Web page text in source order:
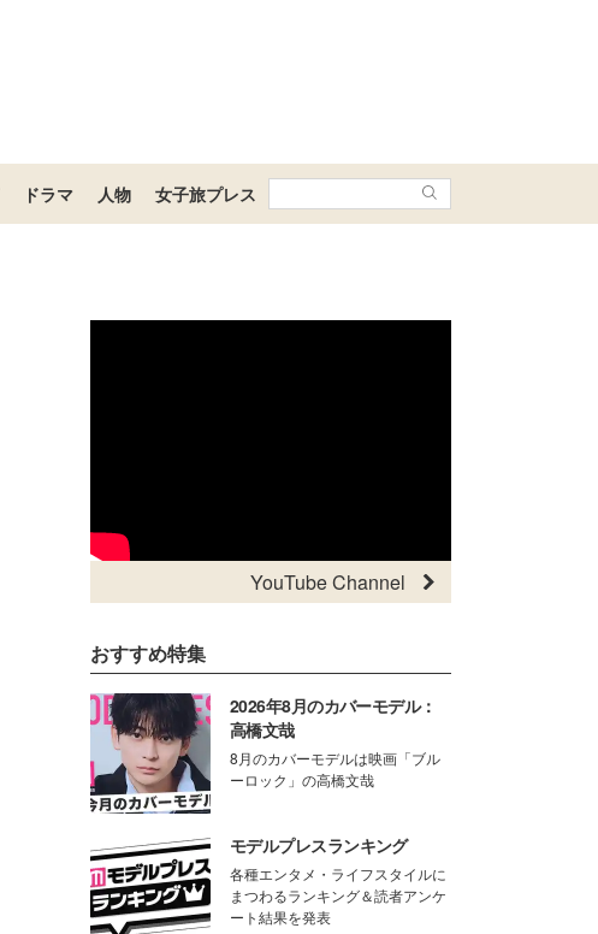
ドラマ 人物 女子旅プレス
YouTube Channel
おすすめ特集
2026年8月のカバーモデル：
高橋文哉
8月のカバーモデルは映画「ブル
ーロック」の高橋文哉
モデルプレスランキング
各種エンタメ・ライフスタイルに
まつわるランキング＆読者アンケ
ート結果を発表